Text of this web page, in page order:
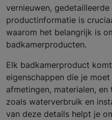
vernieuwen,
productinformatie is
waarom het belangrijk is
badkamerproducten.
Elk badkamerproduct
eigenschappen die je
afmetingen, materialen,
zoals waterverbruik en
van deze details helpt je